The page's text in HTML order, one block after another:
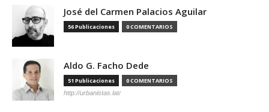
José del Carmen Palacios Aguilar
56 Publicaciones 0 COMENTARIOS
Aldo G. Facho Dede
51 Publicaciones 0 COMENTARIOS
http://urbanistas.lat/